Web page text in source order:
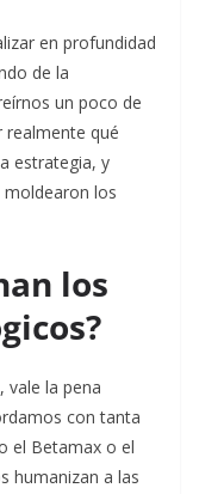
en profundidad
de la
un poco de
realmente qué
estrategia, y
los
los
vale la pena
con tanta
el Betamax o el
humanizan a las